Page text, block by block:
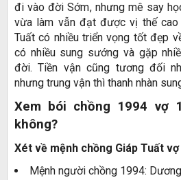
đi vào đời Sớm, nhưng mê say
vừa làm vẫn đạt được vị thế cao
Tuất có nhiều triển vọng tốt đẹp
có nhiều sung sướng và gặp
đời. Tiền vận cũng tương đối
nhưng trung vận thì thanh nhàn
Xem bói chồng 1994 vợ
không?
Xét về mệnh chồng Giáp Tuất
Mệnh người chồng 1994: